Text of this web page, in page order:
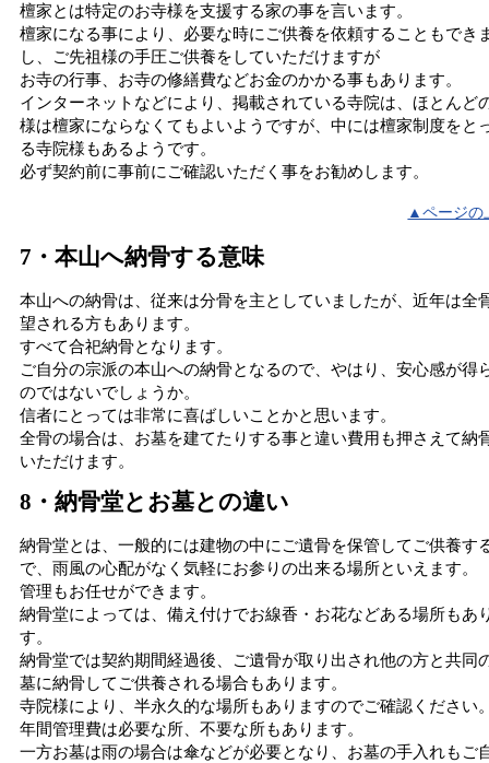
檀家とは特定のお寺様を支援する家の事を言います。
檀家になる事により、必要な時にご供養を依頼することもでき
し、ご先祖様の手圧ご供養をしていただけますが
お寺の行事、お寺の修繕費などお金のかかる事もあります。
インターネットなどにより、掲載されている寺院は、ほとんど
様は檀家にならなくてもよいようですが、中には檀家制度をと
る寺院様もあるようです。
必ず契約前に事前にご確認いただく事をお勧めします。
▲ページの
7・本山へ納骨する意味
本山への納骨は、従来は分骨を主としていましたが、近年は全
望される方もあります。
すべて合祀納骨となります。
ご自分の宗派の本山への納骨となるので、やはり、安心感が得
のではないでしょうか。
信者にとっては非常に喜ばしいことかと思います。
全骨の場合は、お墓を建てたりする事と違い費用も押さえて納
いただけます。
8・納骨堂とお墓との違い
納骨堂とは、一般的には建物の中にご遺骨を保管してご供養す
で、雨風の心配がなく気軽にお参りの出来る場所といえます。
管理もお任せができます。
納骨堂によっては、備え付けでお線香・お花などある場所もあ
す。
納骨堂では契約期間経過後、ご遺骨が取り出され他の方と共同
墓に納骨してご供養される場合もあります。
寺院様により、半永久的な場所もありますのでご確認ください
年間管理費は必要な所、不要な所もあります。
一方お墓は雨の場合は傘などが必要となり、お墓の手入れもご